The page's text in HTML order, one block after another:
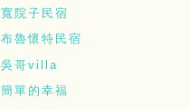
寬院子民宿
布魯懷特民宿
吳哥villa
簡單的幸福